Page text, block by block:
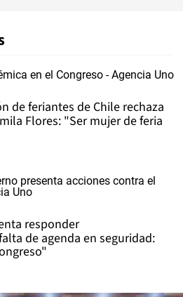
de feriantes de Chile rechaza
Flores: "Ser mujer de feria
responder
de agenda en seguridad: